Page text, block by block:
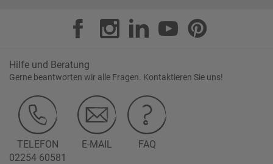
Hilfe und Beratung
Gerne beantworten wir alle Fragen. Kontaktieren Sie uns!
TELEFON
02254 60581
E-MAIL FAQ